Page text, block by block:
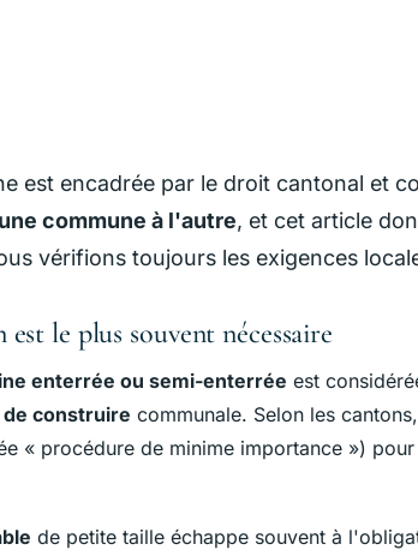
est encadrée par le droit cantonal et
commune à l'autre, et cet article
vérifions toujours les exigences
le plus souvent nécessaire
enterrée ou semi-enterrée est
construire communale. Selon les
« procédure de minime importance ») pour
de petite taille échappe souvent à